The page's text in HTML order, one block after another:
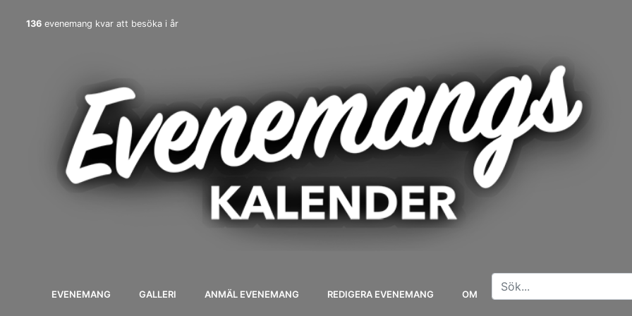
136 evenemang kvar att besöka i år
EVENEMANG GALLERI ANMÄL EVENEMANG REDIGERA EVENEMANG OM